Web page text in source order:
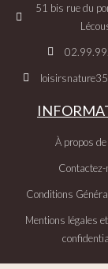
51 bis rue du
À propos
Contactez-
Conditions
Mentions légales